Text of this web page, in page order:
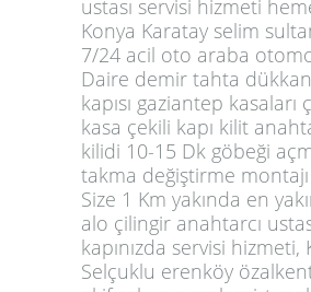
ustası servisi hizmeti
Konya Karatay selim
7/24 acil oto araba
Daire demir tahta
kapısı gaziantep kasaları
kasa çekili kapı kilit
kilidi 10-15 Dk göbeği
takma değiştirme montajı
Size 1 Km yakında en
alo çilingir anahtarcı
kapınızda servisi hizmeti,
Selçuklu erenköy